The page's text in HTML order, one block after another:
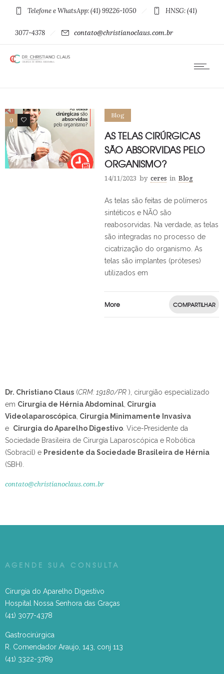
Telefone e WhatsApp: (41) 99226-1050 HNSG: (41)
3077-4378 contato@christianoclaus.com.br
0 0
Blog
AS TELAS CIRÚRGICAS
SÃO ABSORVIDAS PELO
ORGANISMO?
14/11/2023 by ceres in Blog
As telas são feitas de polímeros
sintéticos e NÃO são
reabosorvidas. Na verdade, as telas
são integradas no processo de
cicatrização do organismo. As
telas são implantes (próteses)
utilizados em
More COMPARTILHAR
Dr. Christiano Claus (CRM: 19180/PR ), cirurgião especializado
em Cirurgia de Hérnia Abdominal Cirurgia
Videolaparoscópica Cirurgia Minimamente Invasiva
e Cirurgia do Aparelho Digestivo Vice-Presidente da
Sociedade Brasileira de Cirurgia Laparoscópica e Robótica
(Sobracil) e Presidente da Sociedade Brasileira de Hérnia
(SBH).
contato@christianoclaus.com.br
AGENDE SUA CONSULTA
Cirurgia do Aparelho Digestivo
Hospital Nossa Senhora das Graças
(41) 3077-4378
Gastrocirúrgica
R. Comendador Araujo, 143, conj 113
(41) 3322-3789